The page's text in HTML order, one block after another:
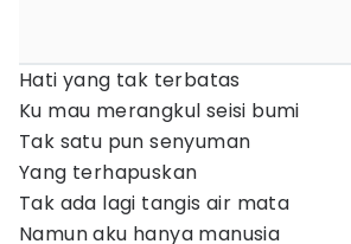
Hati yang tak terbatas
Ku mau merangkul seisi bumi
Tak satu pun senyuman
Yang terhapuskan
Tak ada lagi tangis air mata
Namun aku hanya manusia